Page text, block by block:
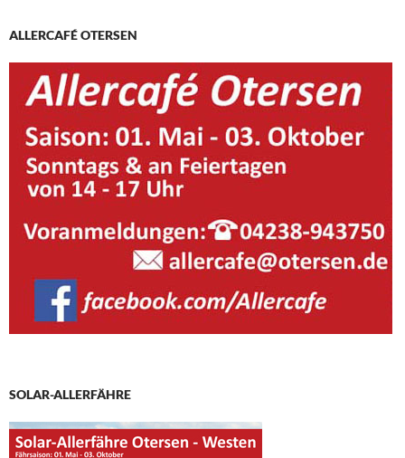
ALLERCAFÉ OTERSEN
SOLAR-ALLERFÄHRE